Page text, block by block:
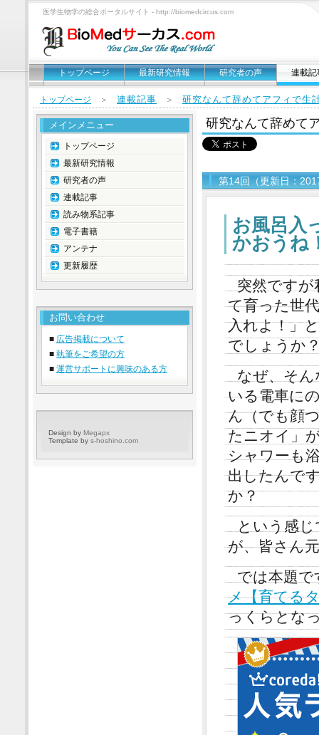
医学生物学の総合ポータルサイト - http://biomedcircus.com
トップページ 最新研究情報 研究者の声 連載記
トップページ ＞ 連載記事 ＞ 研究なんて辞めてアフィで生
研究なんて辞めて
第14回（更新日：
お風呂入
かおうね
突然ですが
て育った世
入れよ！」
でしょうか
なぜ、そ
いる電車に
ん（でも顔
たニオイ」
シャワーも
出したんで
か？
という感
が、皆さん
では本題で
メ【育てる
っくらとな
メインメニュー
トップページ
最新研究情報
研究者の声
連載記事
読み物系記事
電子書籍
アンテナ
更新履歴
お問い合わせ
■ 広告掲載について
■ 執筆をご希望の方
■ 運営サポートに興味のある方
Design by Megapx
Template by s-hoshino.com